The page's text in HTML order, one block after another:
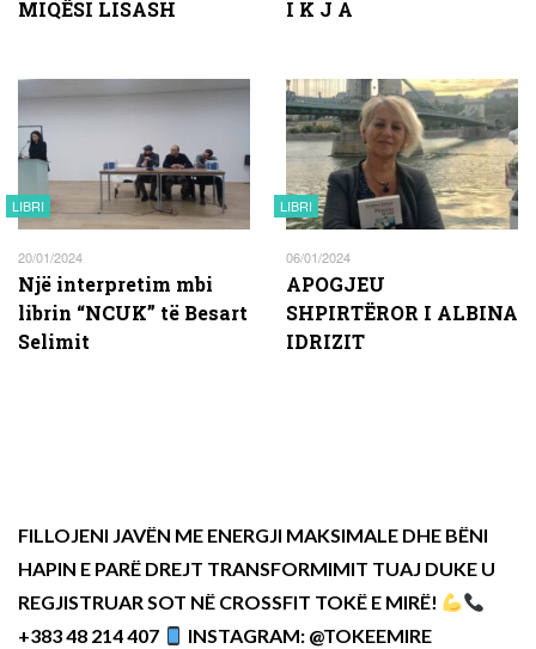
MIQËSI LISASH I K J A
LIBRI
20/01/2024
Një interpretim mbi
librin “NCUK” të Besart
Selimit
LIBRI
06/01/2024
APOGJEU
SHPIRTËROR I ALBINA
IDRIZIT
FILLOJENI JAVËN ME ENERGJI MAKSIMALE DHE BËNI
HAPIN E PARË DREJT TRANSFORMIMIT TUAJ DUKE U
REGJISTRUAR SOT NË CROSSFIT TOKË E MIRË!
+383 48 214 407
INSTAGRAM: @TOKEEMIRE